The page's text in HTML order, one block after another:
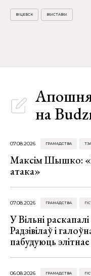
ВІЦЕБСК ВЫСТАВЫ
на
07.08.2026 ГРАМАДСТВА
Максім Шышко:
атака»
07.08.2026 ГРАМАДСТВА
У Вільні
Радзівілаў і
пабудуюць
06.08.2026 ГРАМАДСТВА